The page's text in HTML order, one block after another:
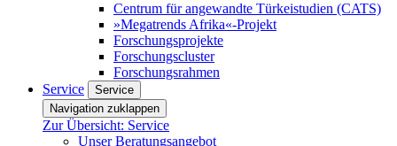
Centrum für angewandte Türkeistudien (CATS)
»Megatrends Afrika«-Projekt
Forschungsprojekte
Forschungscluster
Forschungsrahmen
Service
Service
Navigation zuklappen
Zur Übersicht: Service
Unser Beratungsangebot